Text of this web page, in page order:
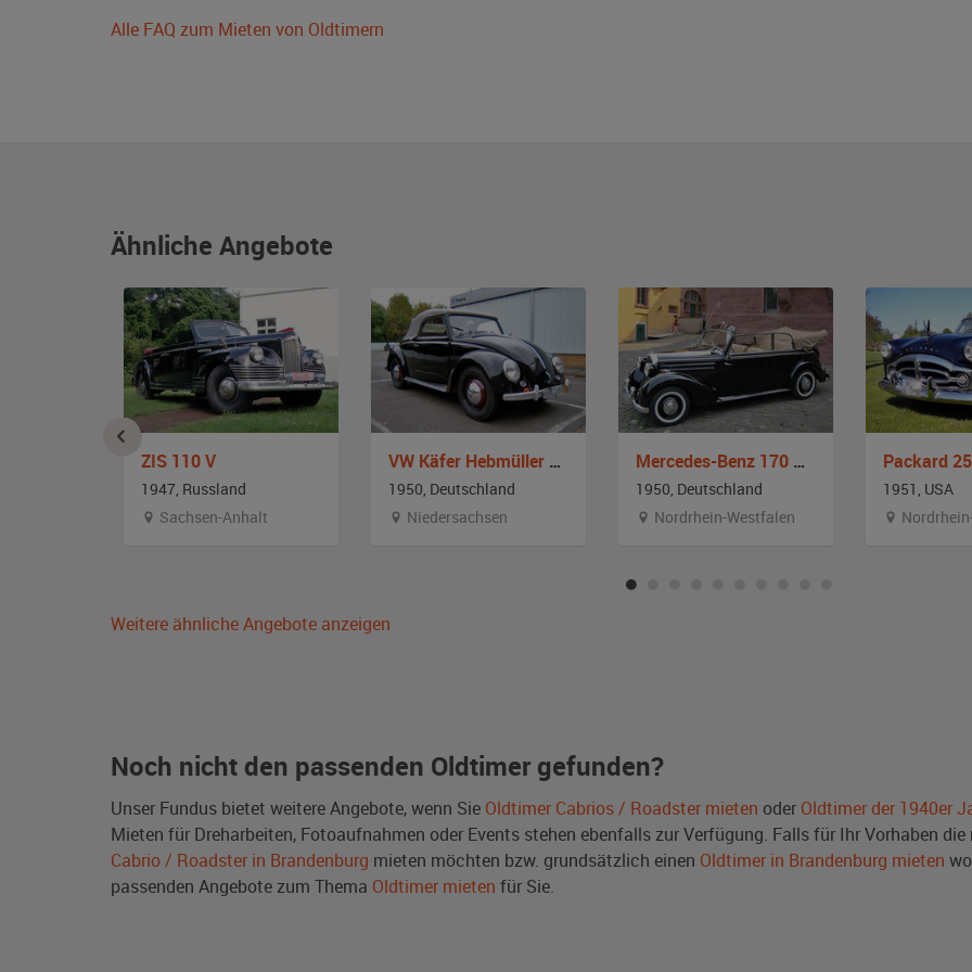
Alle FAQ zum Mieten von Oldtimern
Ähnliche Angebote
ZIS 110 V
1947, Russland
Sachsen-Anhalt
VW Käfer Hebmüller Cabrio
1950, Deutschland
Niedersachsen
Mercedes-Benz 170 S Cabrio B
1950, Deutschland
Nordrhein-Westfalen
Packard
1951, USA
Weitere ähnliche Angebote anzeigen
Noch nicht den passenden Oldtimer gefunden?
Unser Fundus bietet weitere Angebote, wenn Sie Oldtimer Cabrios / Roadster mieten oder Oldtimer der 1940er
Mieten für Dreharbeiten, Fotoaufnahmen oder Events stehen ebenfalls zur Verfügung. Falls für Ihr Vorhaben
Cabrio / Roadster in Brandenburg mieten möchten bzw. grundsätzlich einen Oldtimer in Brandenburg mieten
passenden Angebote zum Thema Oldtimer mieten für Sie.